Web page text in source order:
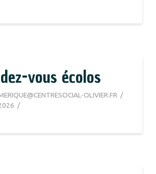
vous écolos
OLIVIER.FR